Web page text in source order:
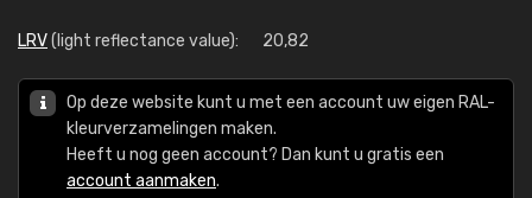
LRV(light reflectance value): 20,82
Op deze website kunt u met een account uw eigen RAL-
kleurverzamelingen maken.
Heeft u nog geen account? Dan kunt u gratis een
account aanmaken.